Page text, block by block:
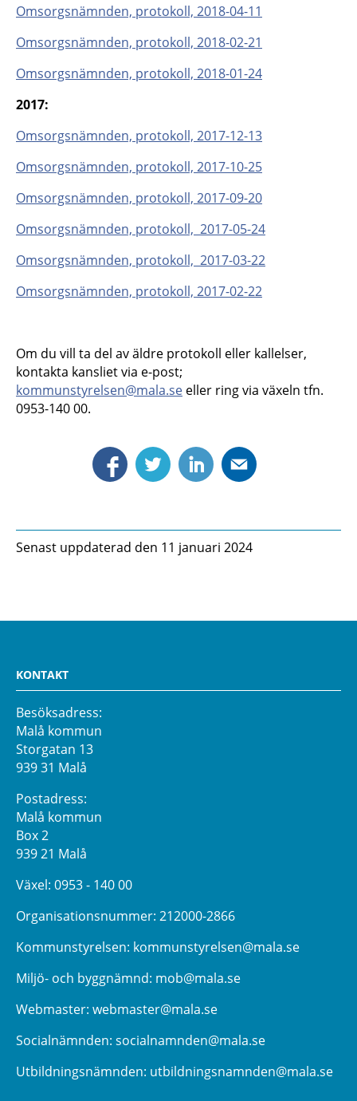
Omsorgsnämnden, protokoll, 2018-04-11
Omsorgsnämnden, protokoll, 2018-02-21
Omsorgsnämnden, protokoll, 2018-01-24
2017:
Omsorgsnämnden, protokoll, 2017-12-13
Omsorgsnämnden, protokoll, 2017-10-25
Omsorgsnämnden, protokoll, 2017-09-20
Omsorgsnämnden, protokoll, 2017-05-24
Omsorgsnämnden, protokoll, 2017-03-22
Omsorgsnämnden, protokoll, 2017-02-22
Om du vill ta del av äldre protokoll eller kallelser,
kontakta kansliet via e-post;
kommunstyrelsen@mala.se eller ring via växeln tfn.
0953-140 00.
Senast uppdaterad den 11 januari 2024
KONTAKT
Besöksadress:
Malå kommun
Storgatan 13
939 31 Malå
Postadress:
Malå kommun
Box 2
939 21 Malå
Växel: 0953 - 140 00
Organisationsnummer: 212000-2866
Kommunstyrelsen: kommunstyrelsen@mala.se
Miljö- och byggnämnd: mob@mala.se
Webmaster: webmaster@mala.se
Socialnämnden: socialnamnden@mala.se
Utbildningsnämnden: utbildningsnamnden@mala.se